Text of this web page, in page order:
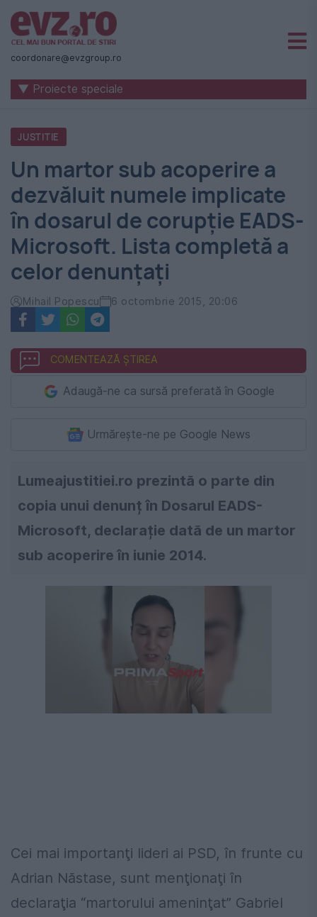
Știri
naționale
internaționale
România
-
Evenimentul
Zilei
coordonare@evzgroup.ro
▼ Proiecte speciale
JUSTITIE
Un martor sub acoperire a
dezvăluit numele implicate
în dosarul de corupție EADS-
Microsoft. Lista completă a
celor denunțați
Mihail Popescu 6 octombrie 2015, 20:06
COMENTEAZĂ ȘTIREA
Adaugă-ne ca sursă preferată în Google
Urmărește-ne pe Google News
Lumeajustitiei.ro prezintă o parte din
copia unui denunț în Dosarul EADS-
Microsoft, declarație dată de un martor
sub acoperire în iunie 2014.
Cei mai importanţi lideri ai PSD, în frunte cu
Adrian Năstase, sunt menţionaţi în
declaraţia “martorului ameninţat” Gabriel